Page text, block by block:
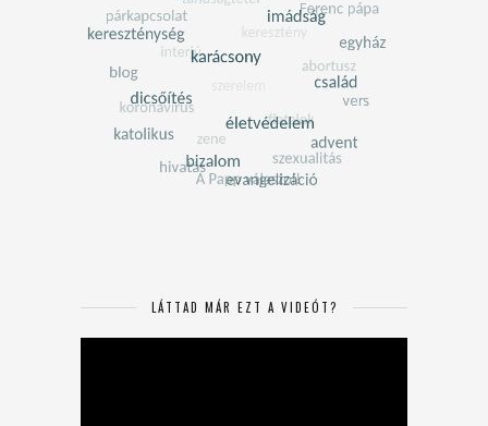
LÁTTAD MÁR EZT A VIDEÓT?